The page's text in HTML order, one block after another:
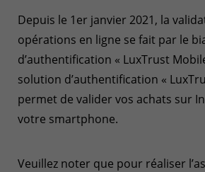
Depuis le 1er janvier 2021, la
opérations en ligne se fait par le
d’authentification « LuxTrust
solution d’authentification «
permet de valider vos achats sur
votre smartphone.
Veuillez noter que pour réaliser